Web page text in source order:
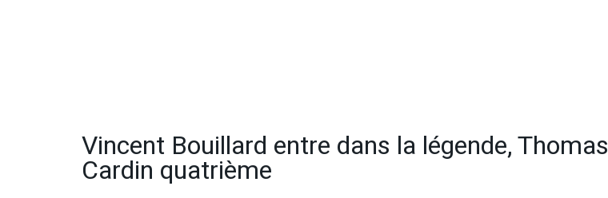
Vincent Bouillard entre dans la légende, Thomas
Cardin quatrième